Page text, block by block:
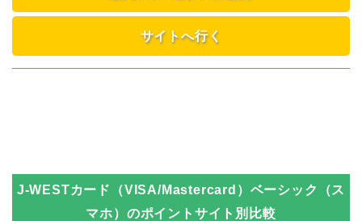
サイトへ行く
J-WESTカード（VISA/Mastercard）ベーシック（ス
マホ） のポイントサイト別比較